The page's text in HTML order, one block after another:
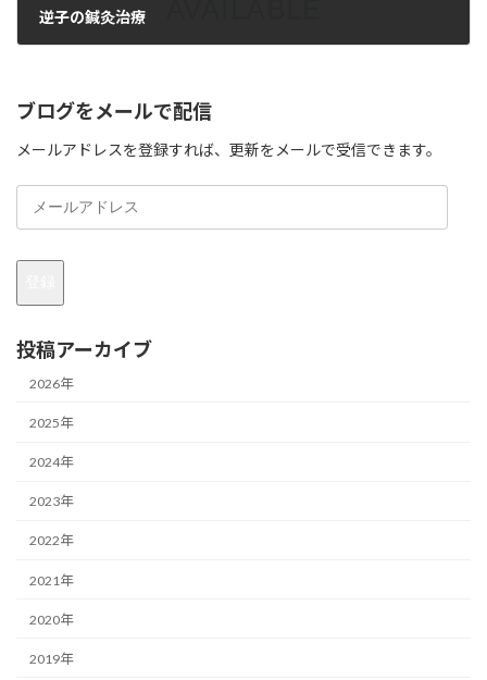
逆子の鍼灸治療
ブログをメールで配信
メールアドレスを登録すれば、更新をメールで受信できます。
ス
投稿アーカイブ
2026年
2025年
2024年
2023年
2022年
2021年
2020年
2019年